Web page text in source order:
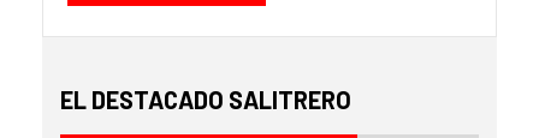
EL DESTACADO SALITRERO